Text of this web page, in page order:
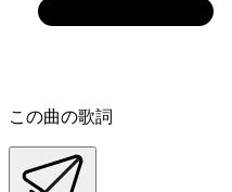
この曲の歌詞